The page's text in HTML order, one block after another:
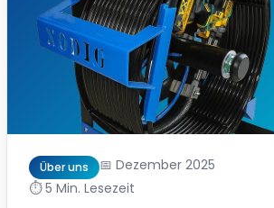
Über uns
📅 Dezember 2025
⏱️ 5 Min. Lesezeit